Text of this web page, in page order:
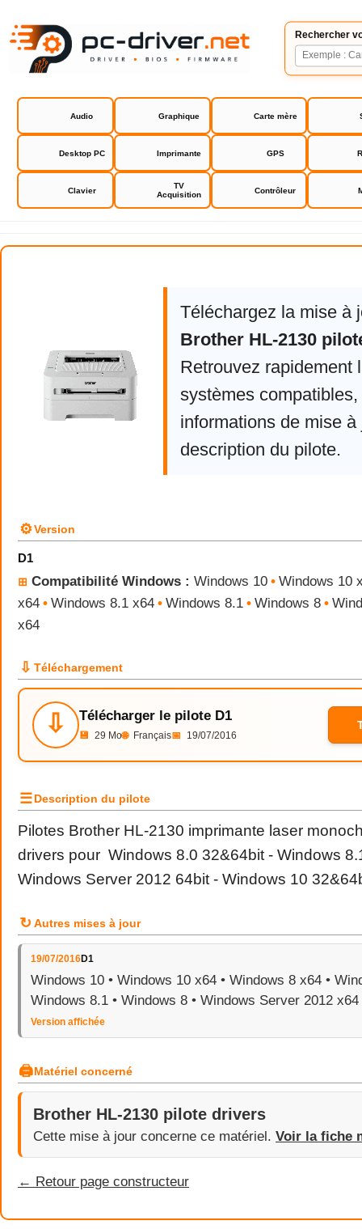
Rechercher
Audio Graphique Carte mère
Desktop PC Imprimante GPS
Clavier
TV
Acquisition
Contrôleur
Brother HL-2130 pilote drivers
Téléchargez la mise à
Brother HL-2130
Retrouvez rapidement
systèmes compatibles,
informations de mise à
description du pilote.
⚙Version
D1
⊞ Compatibilité Windows : Windows 10 • Windows 10
x64 • Windows 8.1 x64 • Windows 8.1 • Windows 8 •
x64
⇩ Téléchargement
⇩ Télécharger le pilote D1
💾 29 Mo🌐 Français📅 19/07/2016
☰Description du pilote
Pilotes Brother HL-2130 imprimante laser
drivers pour Windows 8.0 32&64bit - Windows
Windows Server 2012 64bit - Windows 10
↻ Autres mises à jour
19/07/2016D1
Windows 10 • Windows 10 x64 • Windows 8 x64 •
Windows 8.1 • Windows 8 • Windows Server 2012 x64
Version affichée
🖨Matériel concerné
Brother HL-2130 pilote drivers
Cette mise à jour concerne ce matériel. Voir la fiche
← Retour page constructeur